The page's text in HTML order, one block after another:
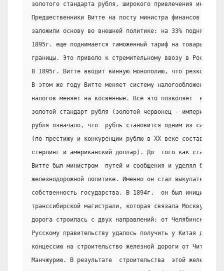
золотого стандарта рубля, широкого привлечения
Предшественники Витте на посту министра финансов Бунге
заложили основу во внешней политике: на 33% подняв
1895г. еще поднимается таможенный тариф на товары,
границы. Это привело к стремительному ввозу в Россию
В 1895г. Витте вводит винную монополию, что резко
В этом же году Витте меняет систему налогообложения:
налогов меняет на косвенные. Все это позволяет  в
золотой стандарт рубля (золотой червонец - империал).
рубля означало, что  рубль становится одним из самых
(по престижу и конкуренции рублю в XX веке составлял
стерлинг и американский доллар). До  того как стать
Витте был министром  путей и сообщения и уделял
железнодорожной политике. Именно он стал выкупать
собственность государства. В 1894г.  он был
транссибирской магистрали, которая связала Москву и
дорога строилась с двух направлений: от Челябинска и
Русскому правительству удалось получить у Китая для
концессию на строительство железной дороги от Читы до
Манчжурию. В результате  строительства  этой железной